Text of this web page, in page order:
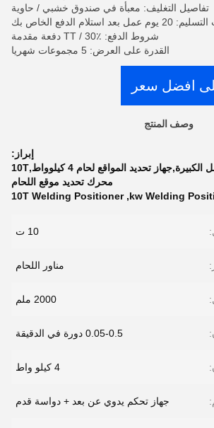
تفاصيل التغليف: معبأة في صندوق خشبي / حاوية
عمل بعد استلام الدفع الخاص بك
شروط الدفع: TT / 30٪ دفعة مقدمة
القدرة على العرض: 5 مجموعات شهريا
افضل سعر
وصف المنتج
إبراز:
أجهزة تحميل قطع العمل الكبيرة,جهاز تحديد المواقع لحام 4 كيلوواط,10T
محرك تحديد موقع اللحام
,
10T Welding Positioner
10 ت
مناور اللحام
2000 ملم
0.05-0.5 دورة في الدقيقة
4 كيلو واط
جهاز تحكم يدوي عن بعد + دواسة قدم